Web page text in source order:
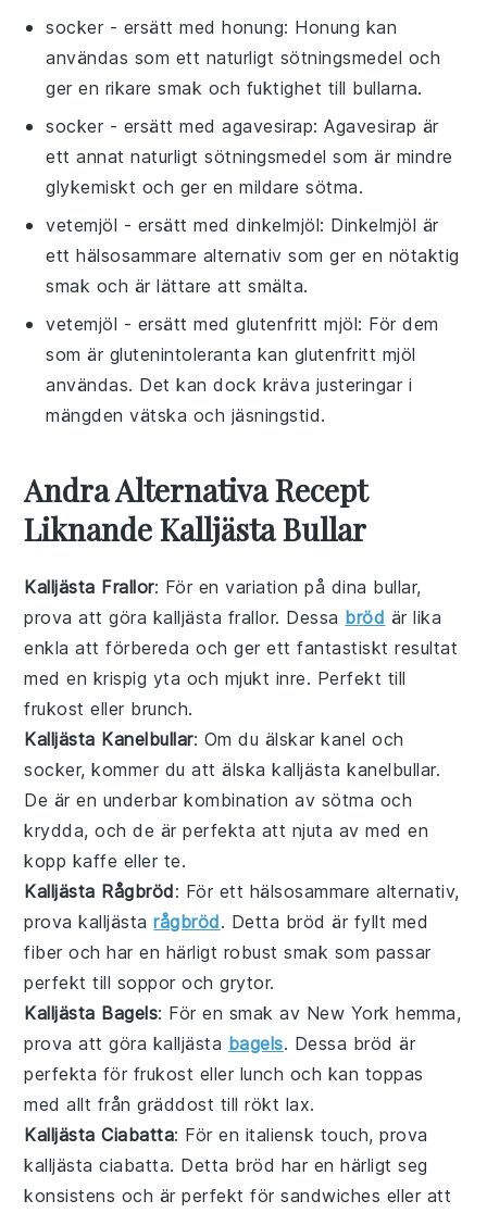
socker - ersätt medhonung: Honung kan
användas som ett naturligt sötningsmedel och
ger en rikare smak och fuktighet till bullarna.
socker - ersätt medagavesirap: Agavesirap är
ett annat naturligt sötningsmedel som är mindre
glykemiskt och ger en mildare sötma.
vetemjöl - ersätt meddinkelmjöl: Dinkelmjöl är
ett hälsosammare alternativ som ger en nötaktig
smak och är lättare att smälta.
vetemjöl - ersätt medglutenfritt mjöl: För dem
som är glutenintoleranta kan glutenfritt mjöl
användas. Det kan dock kräva justeringar i
mängden vätska och jäsningstid.
Andra Alternativa Recept
Liknande Kalljästa Bullar
Kalljästa Frallor: För en variation på dina bullar,
prova att göra kalljästa frallor. Dessa bröd är lika
enkla att förbereda och ger ett fantastiskt resultat
med en krispig yta och mjukt inre. Perfekt till
frukost eller brunch.
Kalljästa Kanelbullar: Om du älskarkanel och
socker, kommer du att älska kalljästa kanelbullar.
De är en underbar kombination av sötma och
krydda, och de är perfekta att njuta av med en
kopp kaffe eller te.
Kalljästa Rågbröd: För ett hälsosammare alternativ,
prova kalljästarågbröd. Detta bröd är fyllt med
fiber och har en härligt robust smak som passar
perfekt till soppor ochgrytor.
Kalljästa Bagels: För en smak av New York hemma,
prova att göra kalljästa bagels. Dessa bröd är
perfekta för frukost eller lunch och kan toppas
med allt frångräddost tillrökt lax.
Kalljästa Ciabatta: För en italiensk touch, prova
kalljästa ciabatta. Detta bröd har en härligt seg
konsistens och är perfekt försandwiches eller att